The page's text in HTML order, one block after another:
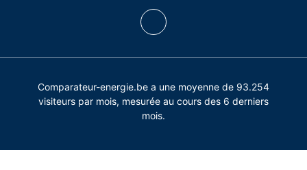
Comparateur-energie.be a une moyenne de 93.254
visiteurs par mois, mesurée au cours des 6 derniers
mois.